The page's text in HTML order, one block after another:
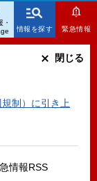
情報を探す 緊急情報
制）に引き上
情報RSS
閉じる
・